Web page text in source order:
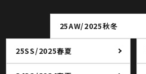
25AW/2025秋冬
25SS/2025春夏